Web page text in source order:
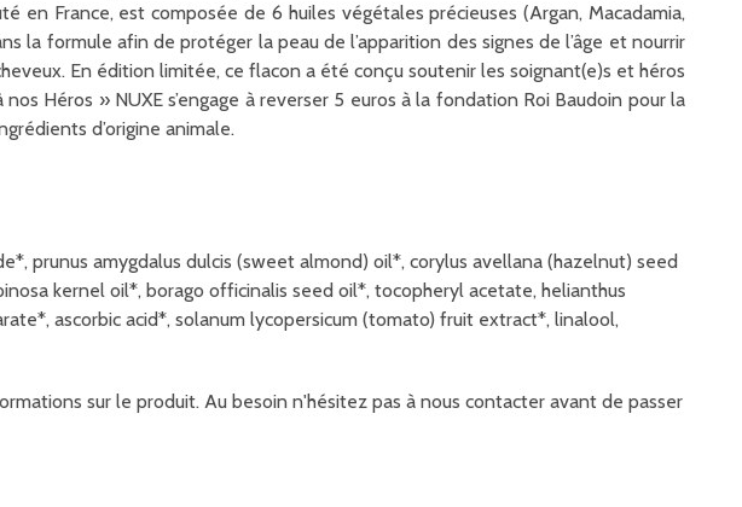
en France, est composée de 6 huiles végétales précieuses (Argan, Macadamia,
la formule afin de protéger la peau de l’apparition des signes de l’âge et nourrir
En édition limitée, ce flacon a été conçu soutenir les soignant(e)s et héros
Héros » NUXE s’engage à reverser 5 euros à la fondation Roi Baudoin pour la
d’origine animale.
prunus amygdalus dulcis (sweet almond) oil*, corylus avellana (hazelnut) seed
kernel oil*, borago officinalis seed oil*, tocopheryl acetate, helianthus
ascorbic acid*, solanum lycopersicum (tomato) fruit extract*, linalool,
sur le produit. Au besoin n'hésitez pas à nous contacter avant de passer